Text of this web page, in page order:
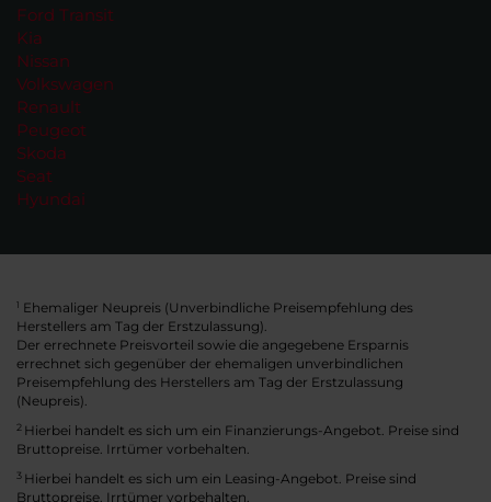
Ford Transit
Kia
Nissan
Volkswagen
Renault
Peugeot
Skoda
Seat
Hyundai
1 Ehemaliger Neupreis (Unverbindliche Preisempfehlung des
Herstellers am Tag der Erstzulassung).
Der errechnete Preisvorteil sowie die angegebene Ersparnis
errechnet sich gegenüber der ehemaligen unverbindlichen
Preisempfehlung des Herstellers am Tag der Erstzulassung
(Neupreis).
2 Hierbei handelt es sich um ein Finanzierungs-Angebot. Preise sind
Bruttopreise. Irrtümer vorbehalten.
3 Hierbei handelt es sich um ein Leasing-Angebot. Preise sind
Bruttopreise. Irrtümer vorbehalten.